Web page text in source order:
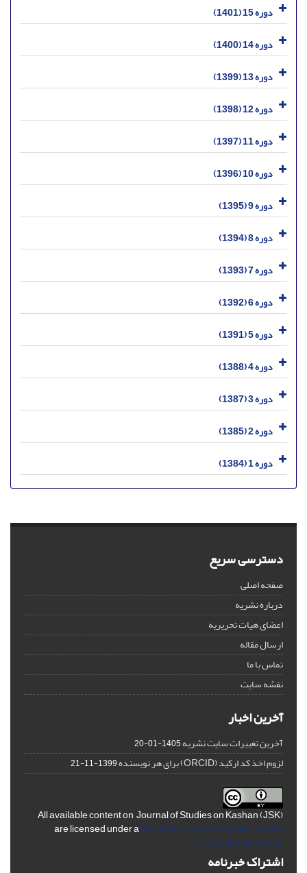
دوره 15 (1401)
دوره 14 (1400)
دوره 13 (1399)
دوره 12 (1398)
دوره 11 (1397)
دوره 10 (1396)
دوره 9 (1395)
دوره 8 (1394)
دوره 7 (1393)
دوره 6 (1392)
دوره 5 (1391)
دوره 4 (1388)
دوره 3 (1387)
دوره 2 (1385)
دوره 1 (1384)
دسترسی سریع
صفحه اصلی
درباره نشریه
اعضای هیات تحریریه
ارسال مقاله
تماس با ما
نقشه سایت
آخرین اخبار
آخرین تغییرات سایت نشریه1405-01-20
لزوم اخذ کد ارکید (ORCID) برای هر نویسنده 1399-11-21
All available content on Journal of Studies on Kashan (JSK)
are licensed under aCreative Commons Attribution 4.0
International License
اشتراک خبرنامه